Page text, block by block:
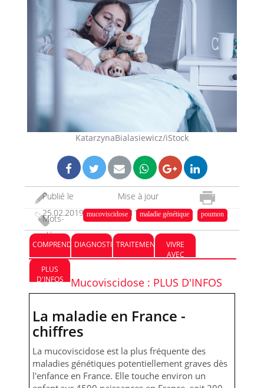
KatarzynaBialasiewicz/iStock
Publié le
25.02.2019
Mise à jour
08.11.2023
Mots-
clés :
mucoviscidose maladie génétique poumon
COMPRENDREDIAGNOSTICTRAITEMENT
VIVRE
AVEC
PLUS
D'INFOS
Mucoviscidose : PLUS D'INFOS
La maladie en France -
chiffres
La mucoviscidose est la plus fréquente des
maladies génétiques potentiellement graves dès
l'enfance en France. Elle touche environ un